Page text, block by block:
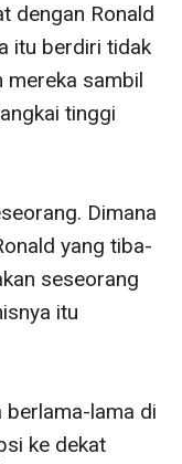
dengan Ronald
itu berdiri tidak
mereka sambil
tinggi
Dimana
yang tiba-
seseorang
itu
berlama-lama di
ke dekat